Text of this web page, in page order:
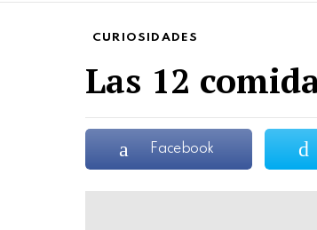
CURIOSIDADES
Las 12
Facebook